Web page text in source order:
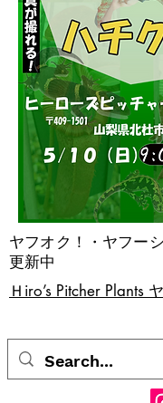
Ｈiro’s Pitcher Plants
ヤフオク！・ヤフー
更新中